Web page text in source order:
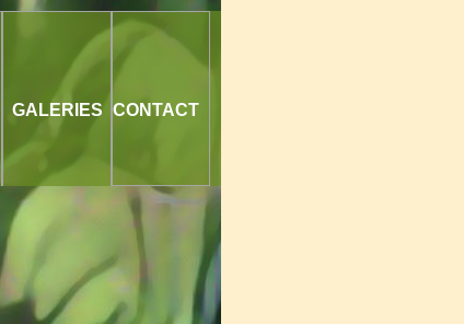
GALERIES CONTACT